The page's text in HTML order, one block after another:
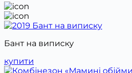
Бант на виписку
купити